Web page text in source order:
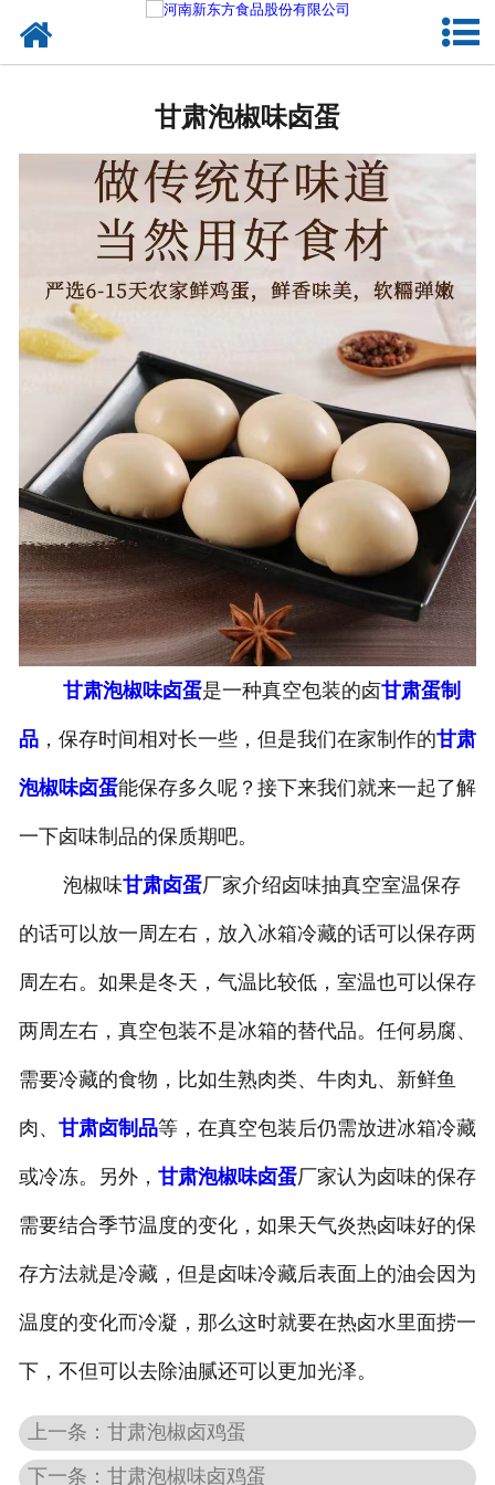
甘肃熟食品
甘肃调味品
甘肃鸡蛋壳粉
甘肃新东方食品
甘肃食品代加工
甘肃精忠报国八大锤典故版
- 甘肃盐焗味卤蛋
甘肃泡椒味卤蛋
- 甘肃蜜汁味卤蛋
- 甘肃茶香味卤蛋
甘肃泡椒味卤蛋
甘肃泡椒味卤蛋是一种真空包装的卤甘肃蛋制
品，保存时间相对长一些，但是我们在家制作的甘肃
泡椒味卤蛋能保存多久呢？接下来我们就来一起了解
一下卤味制品的保质期吧。
泡椒味甘肃卤蛋厂家介绍卤味抽真空室温保存
的话可以放一周左右，放入冰箱冷藏的话可以保存两
周左右。如果是冬天，气温比较低，室温也可以保存
两周左右，真空包装不是冰箱的替代品。任何易腐、
需要冷藏的食物，比如生熟肉类、牛肉丸、新鲜鱼
肉、 甘肃卤制品等，在真空包装后仍需放进冰箱冷藏
或冷冻。另外， 甘肃泡椒味卤蛋厂家认为卤味的保存
需要结合季节温度的变化，如果天气炎热卤味好的保
存方法就是冷藏，但是卤味冷藏后表面上的油会因为
温度的变化而冷凝，那么这时就要在热卤水里面捞一
下，不但可以去除油腻还可以更加光泽。
上一条：甘肃泡椒卤鸡蛋
下一条：甘肃泡椒味卤鸡蛋